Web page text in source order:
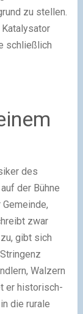
zu stellen.
schließlich
des
der Bühne
zwar
gibt sich
Walzern
er historisch-
die rurale